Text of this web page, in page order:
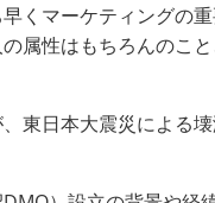
くマーケティングの
属性はもちろんのこ
東日本大震災による